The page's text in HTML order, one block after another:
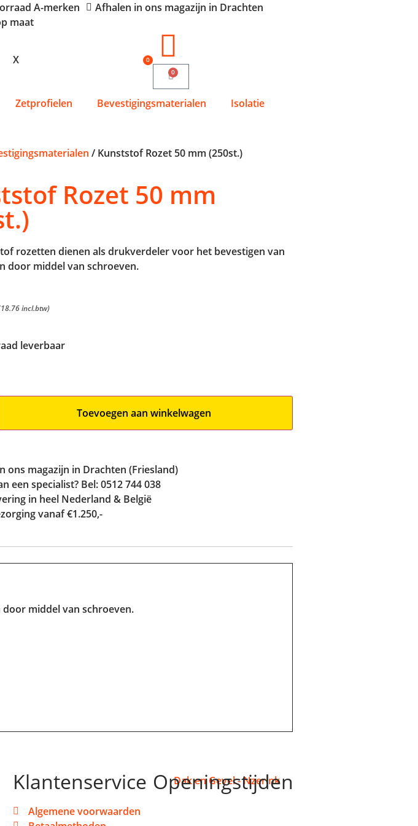
A-merken
Afhalen in ons magazijn in Drachten
maat
0
X
0
Zetprofielen Bevestigingsmaterialen Isolatie
/ Kunststof Rozet 50 mm (250st.)
Rozet 50 mm
rozetten dienen als drukverdeler voor het bevestigen van
door middel van schroeven.
18.76incl.btw)
leverbaar
Toevoegen aan winkelwagen
ons magazijn in Drachten (Friesland)
een specialist? Bel: 0512 744 038
in heel Nederland & België
vanaf €1.250,-
middel van schroeven.
Klantenservice
Algemene voorwaarden
Openingstijden